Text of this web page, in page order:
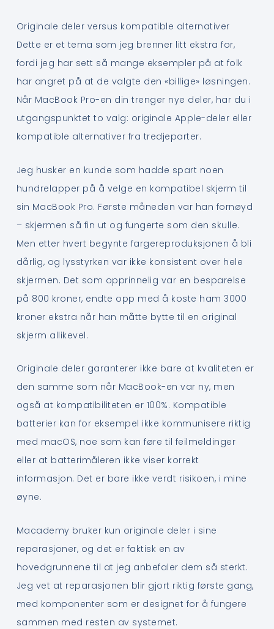
Originale deler versus kompatible alternativer
Dette er et tema som jeg brenner litt ekstra for,
fordi jeg har sett så mange eksempler på at folk
har angret på at de valgte den «billige» løsningen.
Når MacBook Pro-en din trenger nye deler, har du i
utgangspunktet to valg: originale Apple-deler eller
kompatible alternativer fra tredjeparter.
Jeg husker en kunde som hadde spart noen
hundrelapper på å velge en kompatibel skjerm til
sin MacBook Pro. Første måneden var han fornøyd
– skjermen så fin ut og fungerte som den skulle.
Men etter hvert begynte fargereproduksjonen å bli
dårlig, og lysstyrken var ikke konsistent over hele
skjermen. Det som opprinnelig var en besparelse
på 800 kroner, endte opp med å koste ham 3000
kroner ekstra når han måtte bytte til en original
skjerm allikevel.
Originale deler garanterer ikke bare at kvaliteten er
den samme som når MacBook-en var ny, men
også at kompatibiliteten er 100%. Kompatible
batterier kan for eksempel ikke kommunisere riktig
med macOS, noe som kan føre til feilmeldinger
eller at batterimåleren ikke viser korrekt
informasjon. Det er bare ikke verdt risikoen, i mine
øyne.
Macademy bruker kun originale deler i sine
reparasjoner, og det er faktisk en av
hovedgrunnene til at jeg anbefaler dem så sterkt.
Jeg vet at reparasjonen blir gjort riktig første gang,
med komponenter som er designet for å fungere
sammen med resten av systemet.